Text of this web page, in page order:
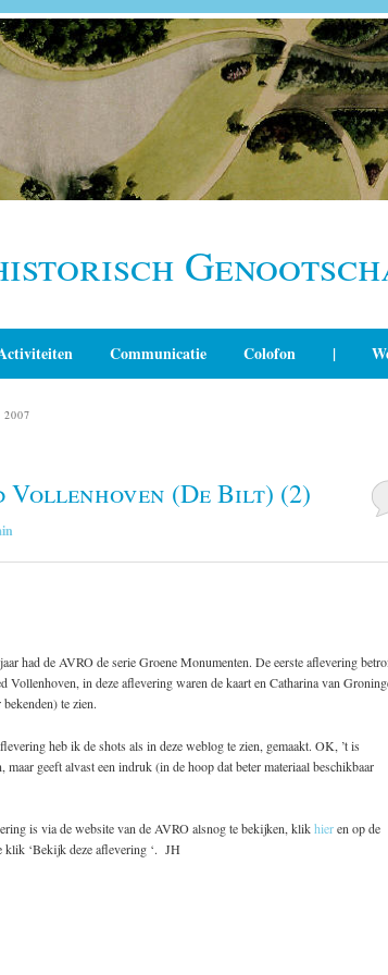
Communicatie Colofon |
2007
Vollenhoven (De Bilt) (2)
had de AVRO de serie Groene Monumenten. De eerste aflevering
Vollenhoven, in deze aflevering waren de kaart en Catharina van
bekenden) te zien.
heb ik de shots als in deze weblog te zien, gemaakt. OK, ’t is
maar geeft alvast een indruk (in de hoop dat beter materiaal beschikbaar
is via de website van de AVRO alsnog te bekijken, klikhieren op de
klik ‘Bekijk deze aflevering ‘. JH